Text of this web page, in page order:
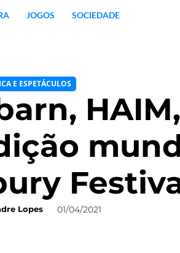
JOGOS SOCIEDADE
E ESPETÁCULOS
Lopes 01/04/2021